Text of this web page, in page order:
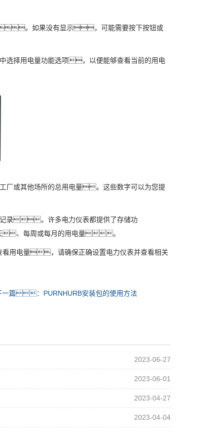
。如果没有显示，可能需要按下按钮或
择用电量功能选项，以便能够查看当前的用电
其他场所的总用电量。这些数字可以为您提
录。许多电力仪表都提供了存储功
、每周或每月的用电量。
用电量，请确保正确设置电力仪表并查看相关
一篇：PURNHURB安装包的使用方法
2023-06-27
2023-06-01
2023-04-27
2023-04-04